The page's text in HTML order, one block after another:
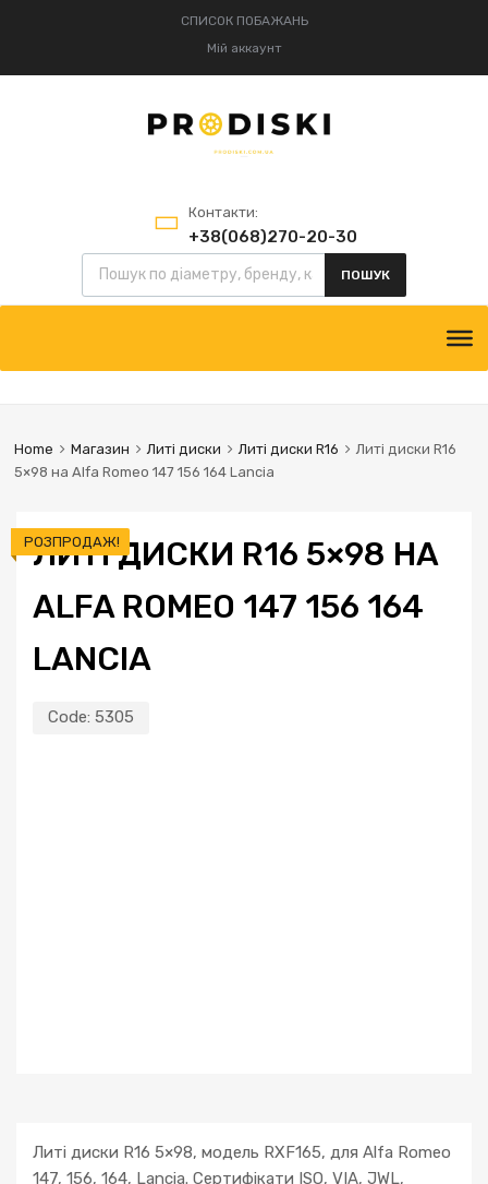
СПИСОК ПОБАЖАНЬ
Мій аккаунт
Контакти:
+38(068)270-20-30
+38(095)834-52-75
ПОШУК
Home Магазин Литі диски Литі диски R16
Литі диски R16
5×98 на Alfa Romeo 147 156 164 Lancia
ЛИТІ ДИСКИ R16 5×98 НА
ALFA ROMEO 147 156 164
LANCIA
Code: 5305
РОЗПРОДАЖ!
Литі диски R16 5×98, модель RXF165, для Alfa Romeo
147, 156, 164, Lancia. Сертифікати ISO, VIA, JWL,